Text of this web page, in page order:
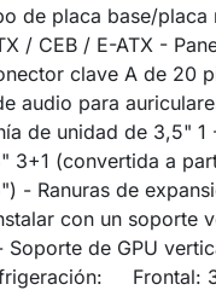
de placa base/placa
/ CEB / E-ATX -
clave A de 20
audio para
de unidad de 3,5" 1
3+1 (convertida a
- Ranuras de
con un soporte
de GPU
Frontal: